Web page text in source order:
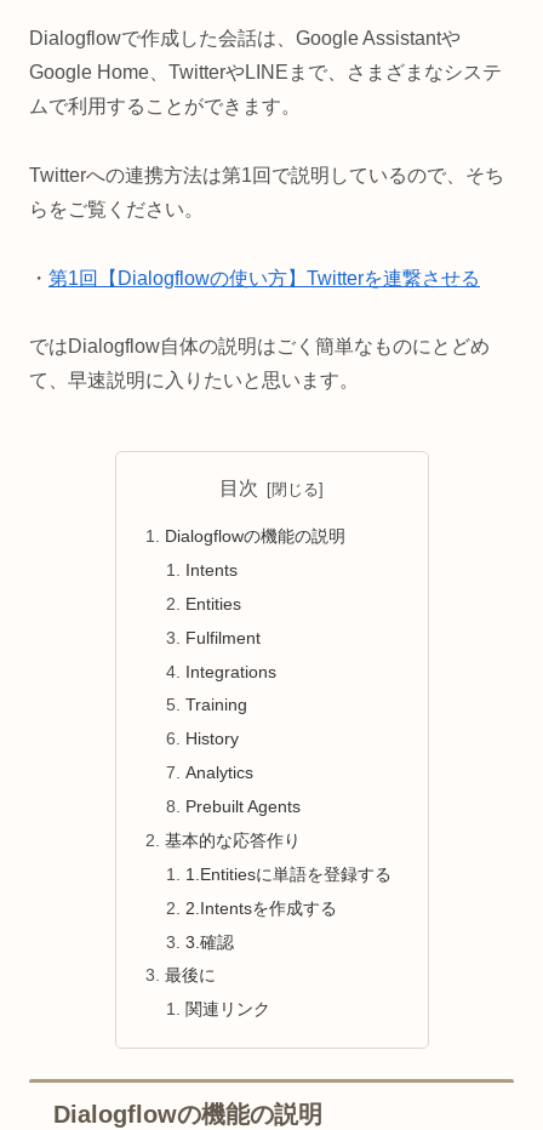
Dialogflowで作成した会話は、Google Assistantや
Google Home、TwitterやLINEまで、さまざまなシステ
ムで利用することができます。
Twitterへの連携方法は第1回で説明しているので、そち
らをご覧ください。
・ 第1回【Dialogflowの使い方】Twitterを連繋させる
ではDialogflow自体の説明はごく簡単なものにとどめ
て、早速説明に入りたいと思います。
目次
Dialogflowの機能の説明
Intents
Entities
Fulfilment
Integrations
Training
History
Analytics
Prebuilt Agents
基本的な応答作り
1.Entitiesに単語を登録する
2.Intentsを作成する
3.確認
最後に
関連リンク
Dialogflowの機能の説明